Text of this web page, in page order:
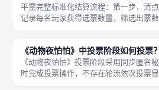
平票完整标准化结算流程：第一步，清
记录每名玩家获得选票数量，筛选出票
单；第二步，讲师要求所有并列最高票
在桌面中央，全场所有人均可清晰查看
还是中立动
《动物夜怕怕》中投票阶段如何投票
《动物夜怕怕》投票阶段采用同步匿名
时完成投票操作，不存在轮流依次投票
道具为对应其余玩家编号的圆形筹码，